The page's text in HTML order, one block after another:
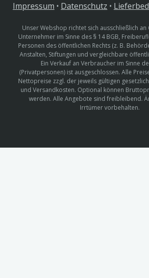
Impressum • Datenschutz •
Unser Webshop richtet sich ausschließlich an
Unternehmer im Sinne des § 14 BGB,
Personen des öffentlichen Rechts (z. B.
Anstalten, Stiftungen und vergleichbare
Ein Verkauf an Verbraucher im Sinne
(Privatpersonen) ist ausgeschlossen. Alle
Nettopreise zzgl. der jeweils gültigen
und Versandkosten. Optional können
werden. Alle Angebote sind freibleibend.
Irrtümer vorbehalten.